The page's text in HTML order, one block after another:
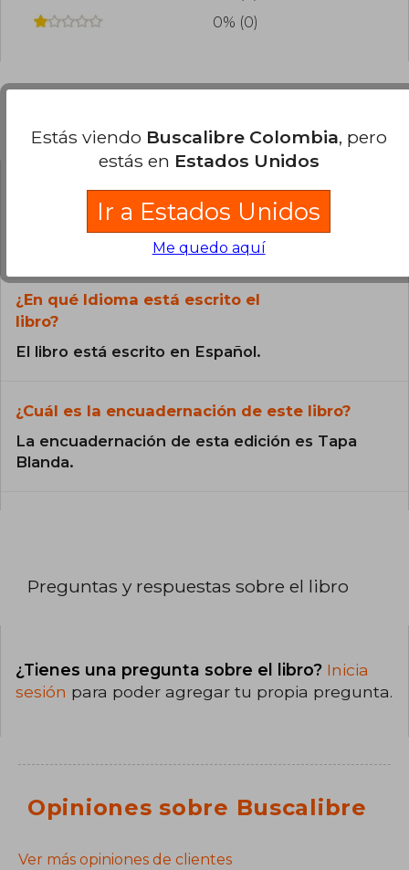
0% (0)
Preguntas frecuentes sobre el libro
¿El libro es original?
Todos los libros de nuestro
catálogo son Originales.
¿En qué Idioma está escrito el
libro?
El libro está escrito en Español.
¿Cuál es la encuadernación de este libro?
La encuadernación de esta edición es Tapa
Blanda.
Preguntas y respuestas sobre el libro
¿Tienes una pregunta sobre el libro? Inicia
sesión para poder agregar tu propia pregunta.
Opiniones sobre Buscalibre
Ver más opiniones de clientes
Estás viendo Buscalibre Colombia, pero
estás en Estados Unidos
Ir a Estados Unidos
Me quedo aquí